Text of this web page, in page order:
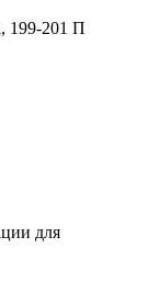
199-201 П
для